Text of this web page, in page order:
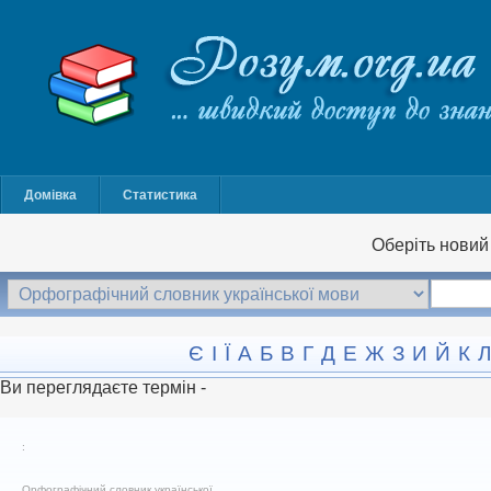
Домівка Статистика
Оберіть
Є І Ї А Б В Г Д Е Ж З И Й К Л
Ви переглядаєте термін -
: